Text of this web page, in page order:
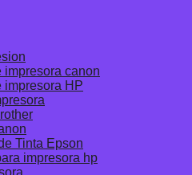
impresora canon
impresora HP
Tinta Epson
impresora hp